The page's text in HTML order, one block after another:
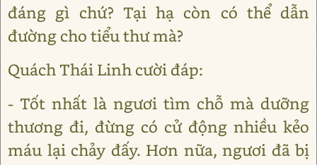
đáng gì chứ? Tại hạ còn có thể dẫn
đường cho tiểu thư mà?
Quách Thái Linh cười đáp:
- Tốt nhất là ngươi tìm chỗ mà dưỡng
thương đi, đừng có cử động nhiều kẻo
máu lại chảy đấy. Hơn nữa, ngươi đã bị